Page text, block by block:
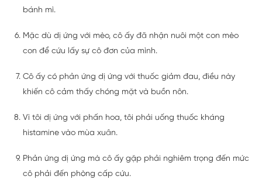
bánh mì.
Mặc dù dị ứng với mèo, cô ấy đã nhận nuôi một con mèo
con để cứu lấy sự cô đơn của mình.
Cô ấy có phản ứng dị ứng với thuốc giảm đau, điều này
khiến cô cảm thấy chóng mặt và buồn nôn.
Vì tôi dị ứng với phấn hoa, tôi phải uống thuốc kháng
histamine vào mùa xuân.
Phản ứng dị ứng mà cô ấy gặp phải nghiêm trọng đến mức
cô phải đến phòng cấp cứu.